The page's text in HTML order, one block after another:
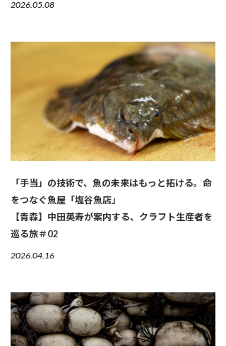
2026.05.08
「手当」の技術で、魚の未来はもっと拓ける。命
をつなぐ魚屋「塩谷魚店」
【青森】中田英寿が案内する、クラフト生産者を
巡る旅＃02
2026.04.16